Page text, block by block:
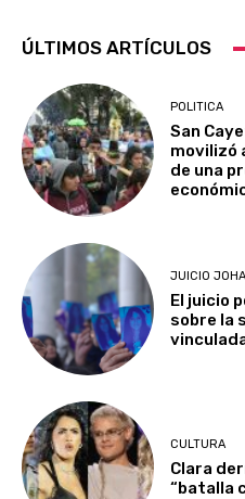
ÚLTIMOS ARTÍCULOS
POLITICA
San
movilizó
de una
JUICIO
El juicio
sobre la
CULTURA
Clara
“batalla